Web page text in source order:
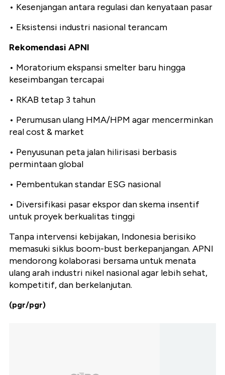
• Kesenjangan antara regulasi dan kenyataan pasar
• Eksistensi industri nasional terancam
Rekomendasi APNI
• Moratorium ekspansi smelter baru hingga
keseimbangan tercapai
• RKAB tetap 3 tahun
• Perumusan ulang HMA/HPM agar mencerminkan
real cost & market
• Penyusunan peta jalan hilirisasi berbasis
permintaan global
• Pembentukan standar ESG nasional
• Diversifikasi pasar ekspor dan skema insentif
untuk proyek berkualitas tinggi
Tanpa intervensi kebijakan, Indonesia berisiko
memasuki siklus boom-bust berkepanjangan. APNI
mendorong kolaborasi bersama untuk menata
ulang arah industri nikel nasional agar lebih sehat,
kompetitif, dan berkelanjutan.
(pgr/pgr)